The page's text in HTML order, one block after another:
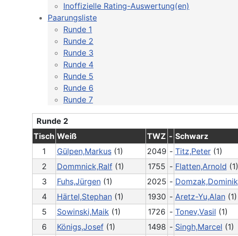
Inoffizielle Rating-Auswertung(en)
Paarungsliste
Runde 1
Runde 2
Runde 3
Runde 4
Runde 5
Runde 6
Runde 7
Runde 2
Tisch Weiß TWZ - Schwarz
1
Gülpen,Markus(1) 2049 - Titz,Peter(1)
2
Dommnick,Ralf(1) 1755 - Flatten,Arnold (1)
3
Fuhs,Jürgen(1) 2025 - Domzak,Dominik
4
Härtel,Stephan(1) 1930 - Aretz-Yu,Alan(1)
5
Sowinski,Maik (1) 1726 - Tonev,Vasil (1)
6
Königs,Josef(1) 1498 - Singh,Marcel (1)